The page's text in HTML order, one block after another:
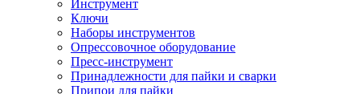
Инструмент
Ключи
Наборы инструментов
Опрессовочное оборудование
Пресс-инструмент
Принадлежности для пайки и сварки
Припои для пайки